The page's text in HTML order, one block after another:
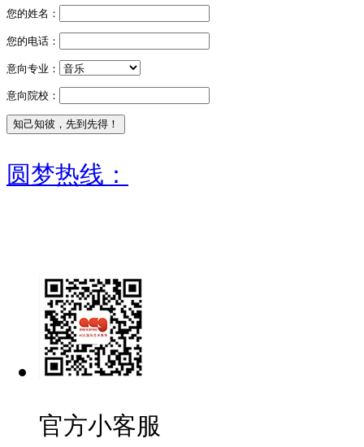
您的姓名：
您的电话：
意向专业：
意向院校：
圆梦热线：
官方小客服